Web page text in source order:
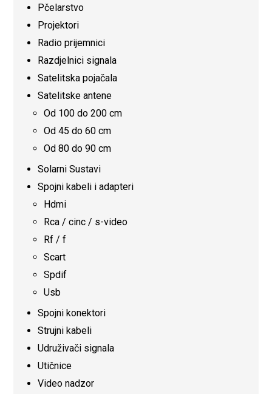
Pčelarstvo
Projektori
Radio prijemnici
Razdjelnici signala
Satelitska pojačala
Satelitske antene
Od 100 do 200 cm
Od 45 do 60 cm
Od 80 do 90 cm
Solarni Sustavi
Spojni kabeli i adapteri
Hdmi
Rca / cinc / s-video
Rf / f
Scart
Spdif
Usb
Spojni konektori
Strujni kabeli
Udruživači signala
Utičnice
Video nadzor